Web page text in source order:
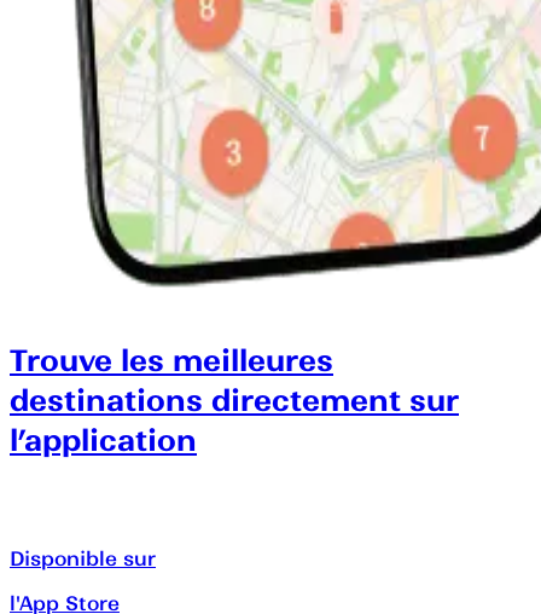
Trouve les meilleures
destinations directement sur
l’application
Disponible sur
l'App Store